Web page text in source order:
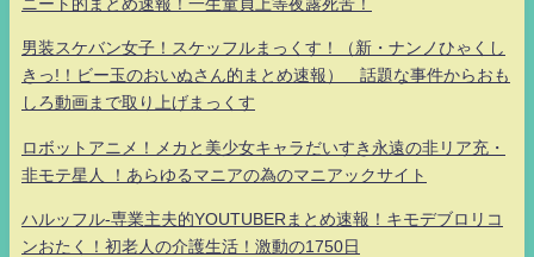
ニート的まとめ速報！一生童貞上等夜露死苦！
男装スケバン女子！スケッフルまっくす！（新・ナンノひゃくし
きっ!！ビー玉のおいぬさん的まとめ速報） 話題な事件からおも
しろ動画まで取り上げまっくす
ロボットアニメ！メカと美少女キャラだいすき永遠の非リア充・
非モテ星人 ！あらゆるマニアの為のマニアックサイト
ハルッフル-専業主夫的YOUTUBERまとめ速報！キモデブロリコ
ンおたく！初老人の介護生活！激動の1750日